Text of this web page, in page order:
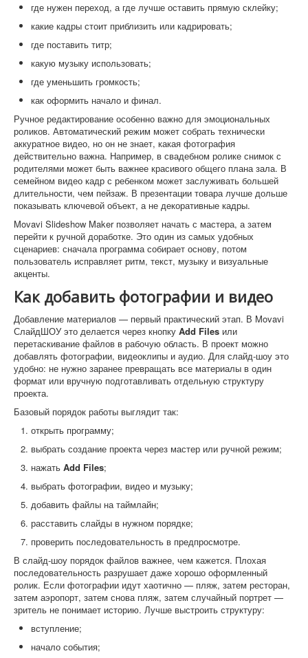
где нужен переход, а где лучше оставить прямую склейку;
какие кадры стоит приблизить или кадрировать;
где поставить титр;
какую музыку использовать;
где уменьшить громкость;
как оформить начало и финал.
Ручное редактирование особенно важно для эмоциональных
роликов. Автоматический режим может собрать технически
аккуратное видео, но он не знает, какая фотография
действительно важна. Например, в свадебном ролике снимок с
родителями может быть важнее красивого общего плана зала. В
семейном видео кадр с ребенком может заслуживать большей
длительности, чем пейзаж. В презентации товара лучше дольше
показывать ключевой объект, а не декоративные кадры.
Movavi Slideshow Maker позволяет начать с мастера, а затем
перейти к ручной доработке. Это один из самых удобных
сценариев: сначала программа собирает основу, потом
пользователь исправляет ритм, текст, музыку и визуальные
акценты.
Как добавить фотографии и видео
Добавление материалов — первый практический этап. В Movavi
СлайдШОУ это делается через кнопку Add Files или
перетаскивание файлов в рабочую область. В проект можно
добавлять фотографии, видеоклипы и аудио. Для слайд-шоу это
удобно: не нужно заранее превращать все материалы в один
формат или вручную подготавливать отдельную структуру
проекта.
Базовый порядок работы выглядит так:
открыть программу;
выбрать создание проекта через мастер или ручной режим;
нажать Add Files;
выбрать фотографии, видео и музыку;
добавить файлы на таймлайн;
расставить слайды в нужном порядке;
проверить последовательность в предпросмотре.
В слайд-шоу порядок файлов важнее, чем кажется. Плохая
последовательность разрушает даже хорошо оформленный
ролик. Если фотографии идут хаотично — пляж, затем ресторан,
затем аэропорт, затем снова пляж, затем случайный портрет —
зритель не понимает историю. Лучше выстроить структуру:
вступление;
начало события;